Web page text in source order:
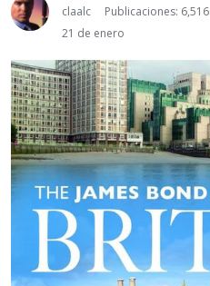
claalc
Publicaciones: 6,516
21 de enero